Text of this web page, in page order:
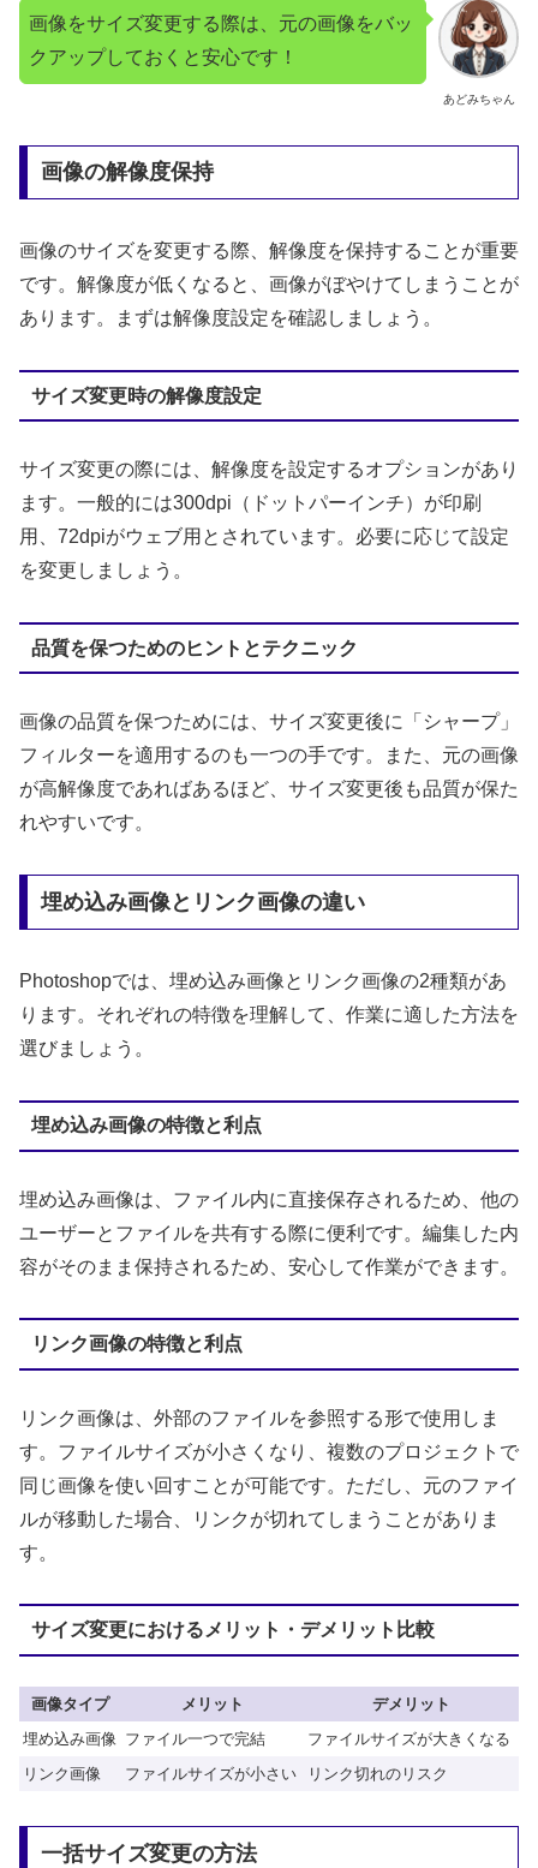
あどみちゃん
画像をサイズ変更する際は、元の画像をバッ
クアップしておくと安心です！
画像の解像度保持
画像のサイズを変更する際、解像度を保持することが重要
です。解像度が低くなると、画像がぼやけてしまうことが
あります。まずは解像度設定を確認しましょう。
サイズ変更時の解像度設定
サイズ変更の際には、解像度を設定するオプションがあり
ます。一般的には300dpi（ドットパーインチ）が印刷
用、72dpiがウェブ用とされています。必要に応じて設定
を変更しましょう。
品質を保つためのヒントとテクニック
画像の品質を保つためには、サイズ変更後に「シャープ」
フィルターを適用するのも一つの手です。また、元の画像
が高解像度であればあるほど、サイズ変更後も品質が保た
れやすいです。
埋め込み画像とリンク画像の違い
Photoshopでは、埋め込み画像とリンク画像の2種類があ
ります。それぞれの特徴を理解して、作業に適した方法を
選びましょう。
埋め込み画像の特徴と利点
埋め込み画像は、ファイル内に直接保存されるため、他の
ユーザーとファイルを共有する際に便利です。編集した内
容がそのまま保持されるため、安心して作業ができます。
リンク画像の特徴と利点
リンク画像は、外部のファイルを参照する形で使用しま
す。ファイルサイズが小さくなり、複数のプロジェクトで
同じ画像を使い回すことが可能です。ただし、元のファイ
ルが移動した場合、リンクが切れてしまうことがありま
す。
サイズ変更におけるメリット・デメリット比較
画像タイプ メリット
デメリット
埋め込み画像 ファイル一つで完結
ファイルサイズが大きくなる
リンク画像
ファイルサイズが小さい リンク切れのリスク
一括サイズ変更の方法